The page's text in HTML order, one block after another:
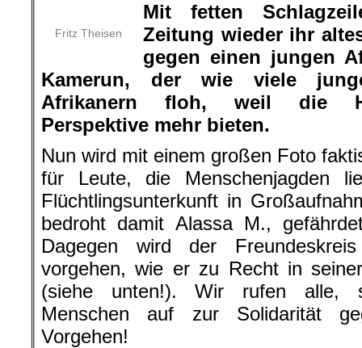
Fritz Theisen
Mit fetten
Zeitung wieder ihr
gegen einen jungen
Kamerun, der wie viele
Afrikanern floh, weil die
Perspektive mehr bieten.
Nun wird mit einem großen Foto
für Leute, die Menschenjagden
Flüchtlingsunterkunft in
bedroht damit Alassa M.,
Dagegen wird der
vorgehen, wie er zu Recht in
(siehe unten!). Wir rufen alle,
Menschen auf zur Solidarität
Vorgehen!